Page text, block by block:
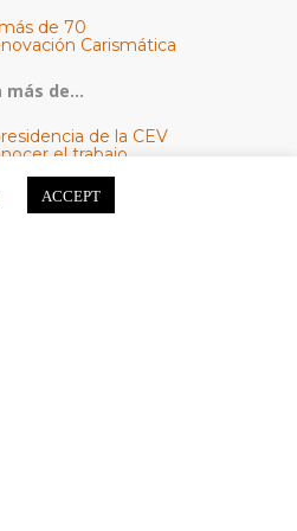
de 70
Carismática
más de...
de la CEV
el trabajo
el padre Marco...
ACCEPT